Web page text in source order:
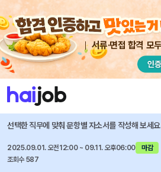
서류·면접 합격 모
채용공고 자소서 자유항목 자소서 내 작성목록
한국교통안전공단
직원 공개채용 공고(정규직)
선택한 직무에 맞춰 문항별 자소서를 작성해 보세
2025.09.01. 오전12:00 ~ 09.11. 오후06:00
마감
조회수 587